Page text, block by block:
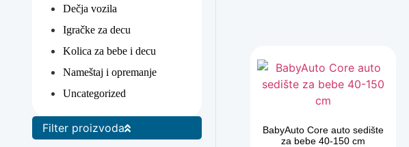
Dečja vozila
Igračke za decu
Kolica za bebe i decu
Nameštaj i opremanje
Uncategorized
Filter proizvoda
BabyAuto Core auto sedište
za bebe 40-150 cm